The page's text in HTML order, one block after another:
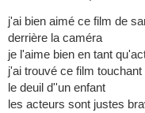
j'ai bien aimé ce film de
derrière la caméra
je l'aime bien en tant
j'ai trouvé ce film
le deuil d''un enfant
les acteurs sont justes